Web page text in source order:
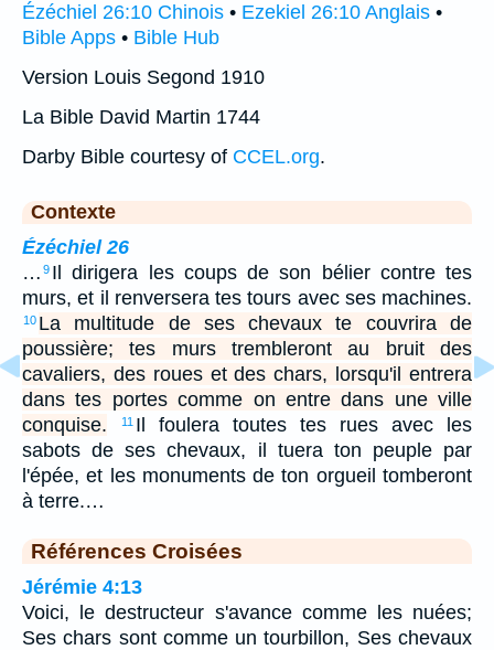
Ézéchiel 26:10 Chinois • Ezekiel 26:10 Anglais •
Bible Apps • Bible Hub
Version Louis Segond 1910
La Bible David Martin 1744
Darby Bible courtesy of CCEL.org.
Contexte
Ézéchiel 26
… 9 Il dirigera les coups de son bélier contre tes
murs, et il renversera tes tours avec ses machines.
10 La multitude de ses chevaux te couvrira de
poussière; tes murs trembleront au bruit des
cavaliers, des roues et des chars, lorsqu'il entrera
dans tes portes comme on entre dans une ville
conquise.
11 Il foulera toutes tes rues avec les
sabots de ses chevaux, il tuera ton peuple par
l'épée, et les monuments de ton orgueil tomberont
à terre.…
Références Croisées
Jérémie 4:13
Voici, le destructeur s'avance comme les nuées;
Ses chars sont comme un tourbillon, Ses chevaux